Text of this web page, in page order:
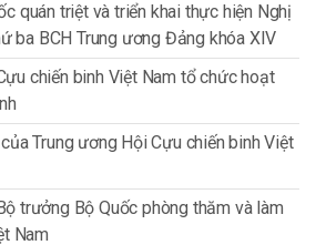
quán triệt và triển khai thực hiện Nghị
ba BCH Trung ương Đảng khóa XIV
chiến binh Việt Nam tổ chức hoạt
Trung ương Hội Cựu chiến binh Việt
trưởng Bộ Quốc phòng thăm và làm
Nam